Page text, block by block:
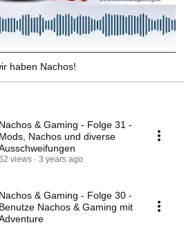
haben Nachos!
Nachos & Gaming - Folge 31 -
Mods, Nachos und diverse
views 3 years ago
Nachos & Gaming - Folge 30 -
Benutze Nachos & Gaming mit